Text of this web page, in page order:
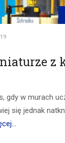
z
gdy w murach
się jednak